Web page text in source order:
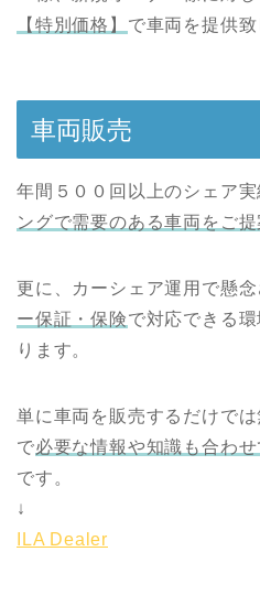
【特別価格】 で車両を提供致
車両販売
年間５００回以上のシェア
ングで需要のある車両をご
更に、カーシェア運用で懸
ー保証・保険で対応できる
ります。
単に車両を販売するだけで
で必要な情報や知識も合わ
です。
↓
ILA Dealer